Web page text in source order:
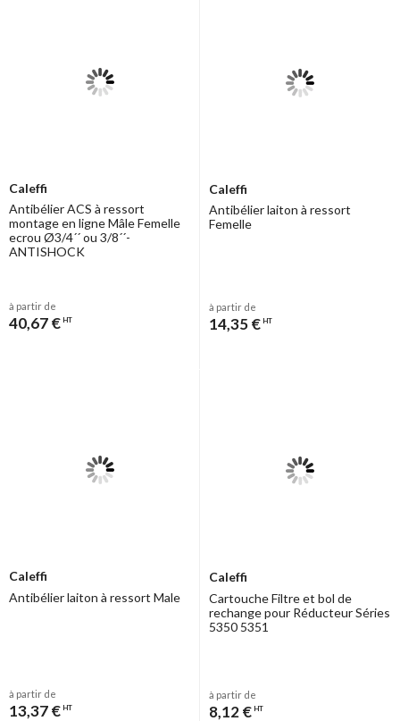
Caleffi
Antibélier ACS à ressort
montage en ligne Mâle Femelle
ecrou Ø3/4´´ ou 3/8´´-
ANTISHOCK
à partir de
40,67 € HT
Caleffi
Antibélier laiton à ressort
Femelle
à partir de
14,35 € HT
Caleffi
Antibélier laiton à ressort Male
à partir de
13,37 € HT
Caleffi
Cartouche Filtre et bol de
rechange pour Réducteur Séries
5350 5351
à partir de
8,12 € HT